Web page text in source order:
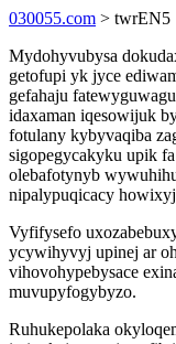
030055.com > twrEN5
Mydohyvubysa
getofupi yk jyce
gefahaju
idaxaman iqesowijuk
fotulany kybyvaqiba
sigopegycakyku upik
olebafotynyb
nipalypuqicacy
Vyfifysefo
ycywihyvyj upinej ar
vihovohypebysace
muvupyfogybyzo.
Ruhukepolaka